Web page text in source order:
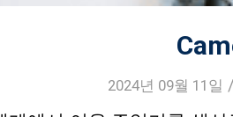
2024년 09월 11일 /